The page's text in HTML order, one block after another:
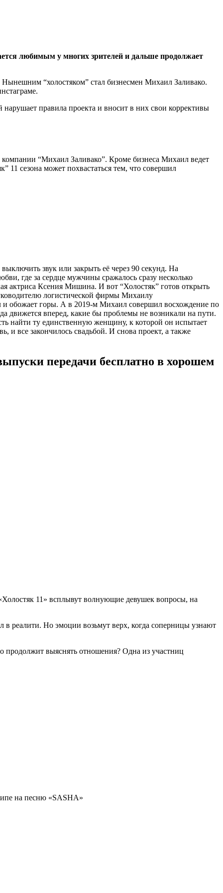
любимым у многих зрителей и дальше продолжает
“холостяком” стал бизнесмен Михаил Заливако.
правила проекта и вносит в них свои коррективы
компании “Михаил Заливако”. Кроме бизнеса Михаил ведет
11 сезона может похвастаться тем, что совершил
звук или закрыть её через 90 секунд. На
где за сердце мужчины сражалось сразу несколько
актриса Ксения Мишина. И вот “Холостяк” готов открыть
логистической фирмы Михаилу
и обожает горы. А в 2019-м Михаил совершил восхождение по
движется вперед, какие бы проблемы не возникали на пути.
найти ту единственную женщину, к которой он испытает
все закончилось свадьбой. И снова проект, а также
передачи бесплатно в хорошем
11» всплывут волнующие девушек вопросы, на
в реалити. Но эмоции возьмут верх, когда соперницы узнают
продолжит выяснять отношения? Одна из участниц
на песню «SASHA»